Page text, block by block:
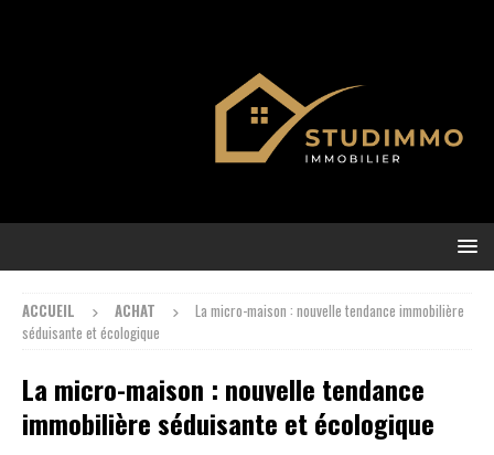
ACCUEIL ACHAT
La micro-maison : nouvelle tendance immobilière
séduisante et écologique
La micro-maison : nouvelle tendance
immobilière séduisante et écologique